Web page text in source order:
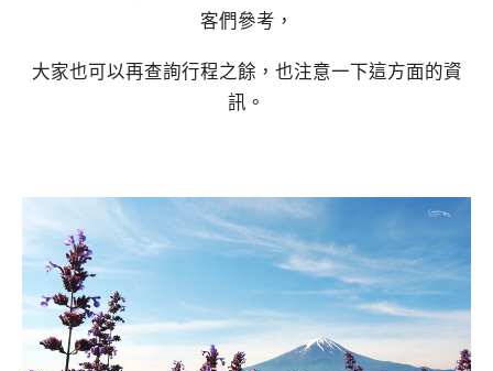
客們參考，
大家也可以再查詢行程之餘，也注意一下這方面的資
訊。